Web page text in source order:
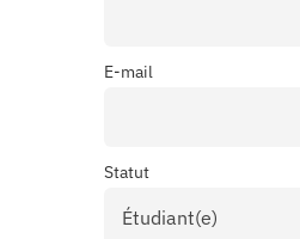
E-mail
Statut